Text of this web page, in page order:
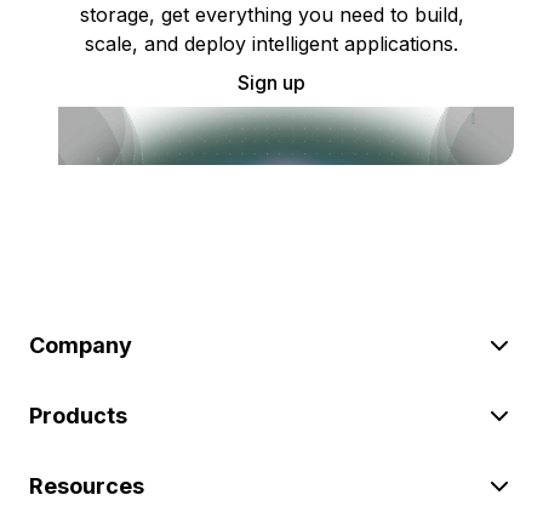
storage, get everything you need to build,
scale, and deploy intelligent applications.
Sign up
Company
Products
Resources